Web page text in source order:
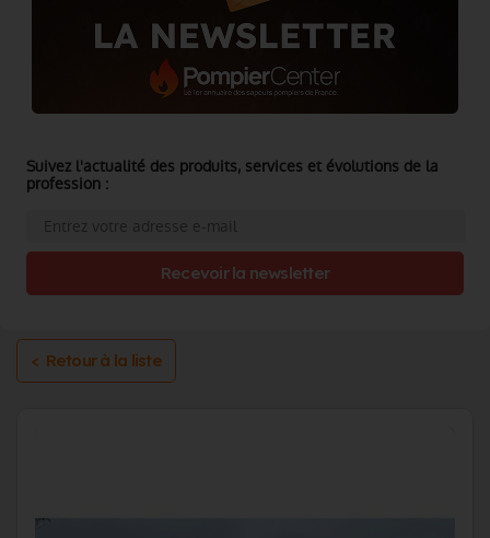
< Retour à la liste
Suivez l'actualité des produits, services et évolutions de la
profession :
Recevoir la newsletter